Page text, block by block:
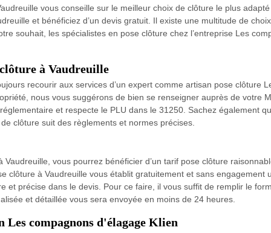
vous conseille sur le meilleur choix de clôture le plus
et bénéficiez d’un devis gratuit. Il existe une multitude de
souhait, les spécialistes en pose clôture chez l’entreprise Les
à Vaudreuille
recourir aux services d’un expert comme artisan pose clôture
nous vous suggérons de bien se renseigner auprès de votre
et respecte le PLU dans le 31250. Sachez également
clôture suit des règlements et normes précises.
Vaudreuille, vous pourrez bénéficier d’un tarif pose clôture
clôture à Vaudreuille vous établit gratuitement et sans engagement
et précise dans le devis. Pour ce faire, il vous suffit de remplir le
et détaillée vous sera envoyée en moins de 24 heures.
Les compagnons d'élagage Klien